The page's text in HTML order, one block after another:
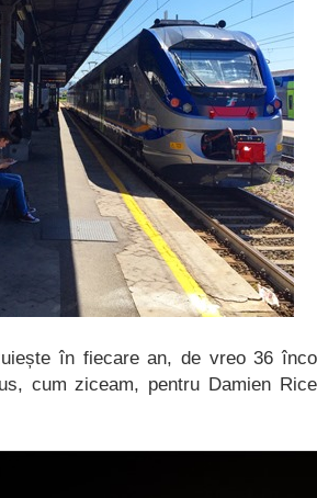
în fiecare an, de vreo 36
cum ziceam, pentru Damien